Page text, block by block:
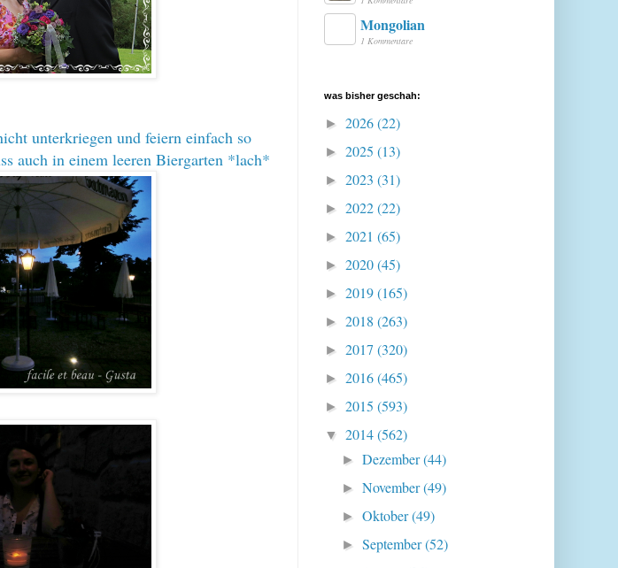
unterkriegen und feiern einfach so
auch in einem leeren Biergarten *lach*
Mongolian
1 Kommentare
was bisher geschah:
► 2026(22)
► 2025 (13)
► 2023 (31)
► 2022(22)
► 2021 (65)
► 2020(45)
► 2019(165)
► 2018 (263)
► 2017 (320)
► 2016(465)
► 2015 (593)
▼ 2014(562)
►Dezember(44)
►November(49)
►Oktober(49)
►September(52)